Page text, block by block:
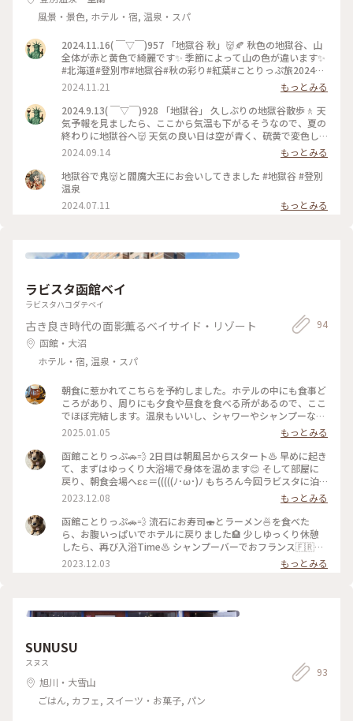
風景・景色, ホテル・宿, 温泉・スパ
2024.11.16( ￣▽￣)957 「地獄谷 秋」👹🍂 秋色の地獄谷、山
全体が赤と黄色で綺麗です✨ 季節によって山の色が違います✨
#北海道#登別市#地獄谷#秋の彩り#紅葉#ことりっぷ旅2024#
散歩#クラシカルな街
2024.11.21
もっとみる
2024.9.13( ￣▽￣)928 「地獄谷」 久しぶりの地獄谷散歩🚶 天
気予報を見ましたら、ここから気温も下がるそうなので、夏の
終わりに地獄谷へ👹 天気の良い日は空が青く、硫黄で変色し
た山肌が、キレイなんですよね✨ 地獄なんですけどね👹 風は
涼しさを出してますが、それ以上に地熱が暑い(笑) そろそろ、
登別温泉にでも入りに湯治でもしようかな😃♨️🎶 #北海道#登
別市#登別温泉#地獄谷#散歩#クラシカルな街#ことりっぷ旅
2024.09.14
もっとみる
地獄谷で鬼👹と閻魔大王にお会いしてきました #地獄谷 #登別
温泉
2024.07.11
もっとみる
ラビスタ函館ベイ
ラビスタハコダテベイ
古き良き時代の面影薫るベイサイド・リゾート
函館・大沼
ホテル・宿, 温泉・スパ
94
朝食に惹かれてこちらを予約しました。ホテルの中にも食事ど
ころがあり、周りにも夕食や昼食を食べる所があるので、ここ
でほぼ完結します。温泉もいいし、シャワーやシャンプーなん
かも良かったです。
2025.01.05
もっとみる
函館ことりっぷ🚗💨 2日目は朝風呂からスタート♨️ 早めに起き
て、まずはゆっくり大浴場で身体を温めます😊 そして部屋に
戻り、朝食会場へεε＝(((((ﾉ･ω･)ﾉ もちろん今回ラビスタに泊
まったのは、朝食目的です（*´>∀<｀*）ｷｬﾊｯ 会場に時間前に
着いたのに、長蛇の列Σ( ˙꒳​˙ )‼️ でもスムーズに列は進みま
す。 最初に炉端焼きコーナーがあって、鮭やホッケの焼き魚
に、殻付きホタテがあってこれは朝からテンションアップ(ง
˙ω˙)ว♪ お次は自分で作る海鮮丼コーナーで、エンジン全開ᕙ(
レツ、ご飯のお供コーナー、パン等目移りし放題🤣 そのうち、
クリーム🍦⋯ 観光地でよく見るプリンソフト🍮🍦を制作‼️ 我な
ーの2種類あったから、もちろん両方で作りましたv(｡･ω･｡)ｨｪｨ
人で長い戦いに挑んでいる間、隣の席の人は2回ほど入れ替わ
ってた～ヽ(｡>▽<｡)ﾉ 大満足で戦いに勝利したあとは、部屋で
休憩～ヾ(⌒(_˘꒳˘)_ﾊﾞﾀﾝｷｭｰ チェックアウトギリギリまで休ん
で、大満足でホテルを後にしました🏨 #ひみつの絶景北海道 #
2023.12.08
もっとみる
函館ことりっぷ🚗💨 流石にお寿司🍣とラーメン🍜を食べた
ら、お腹いっぱいでホテルに戻りました🏨 少しゆっくり休憩
したら、再び入浴Time♨️ シャンプーバーでおフランス🇫🇷の
シャンプーセットを選んで、良い香りに･:*:･(*´艸`*)ｳｯﾄﾘ･:*:･
この日は大荒れ予想の天気、13階にある露天風呂は強風で横殴
に来る人は少なく、来てもすぐに寒さでみなさん内風呂に戻っ
用のパウダールームやラウンジから見る夜景が、雨でキラキラ
っぷ旅 #秋さんぽ#函館 #ひみつの絶景北海道 #北海道観光振興
機構 #PR
2023.12.03 もっとみる
SUNUSU
スヌス
旭川・大雪山
ごはん, カフェ, スイーツ・お菓子, パン
93